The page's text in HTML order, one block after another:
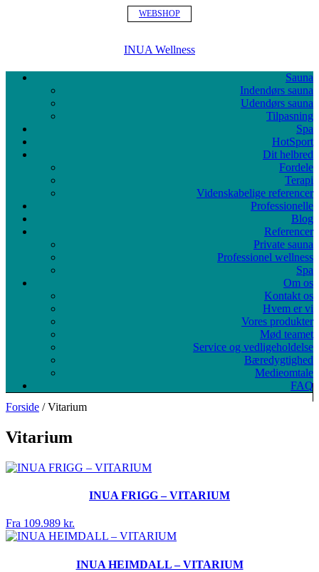
WEBSHOP
INUA Wellness
Sauna
Indendørs sauna
Udendørs sauna
Tilpasning
Spa
HotSport
Dit helbred
Fordele
Terapi
Videnskabelige referencer
Professionelle
Blog
Referencer
Private sauna
Professionel wellness
Spa
Om os
Kontakt os
Hvem er vi
Vores produkter
Mød teamet
Service og vedligeholdelse
Bæredygtighed
Medieomtale
FAQ
Forside / Vitarium
Vitarium
INUA FRIGG – VITARIUM
Fra 109.989 kr.
INUA HEIMDALL – VITARIUM